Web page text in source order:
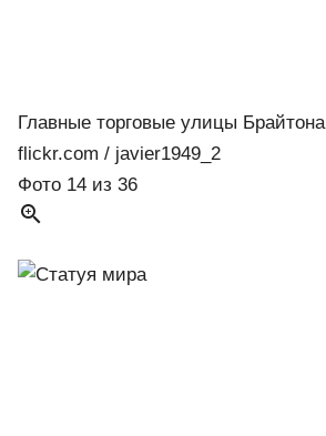
Главные торговые улицы Брайтона
flickr.com / javier1949_2
Фото 14 из 36
